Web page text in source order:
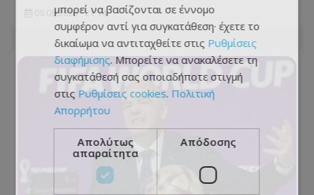
05.08.2026 - 21:14
μπορεί να βασίζονται σε έννομο
συμφέρον αντί για συγκατάθεση· έχετε το
δικαίωμα να αντιταχθείτε στις Ρυθμίσεις
διαφήμισης. Μπορείτε να ανακαλέσετε τη
συγκατάθεσή σας οποιαδήποτε στιγμή
στις Ρυθμίσεις cookies. Πολιτική
Απορρήτου
Απολύτως
απαραίτητα
Απόδοσης